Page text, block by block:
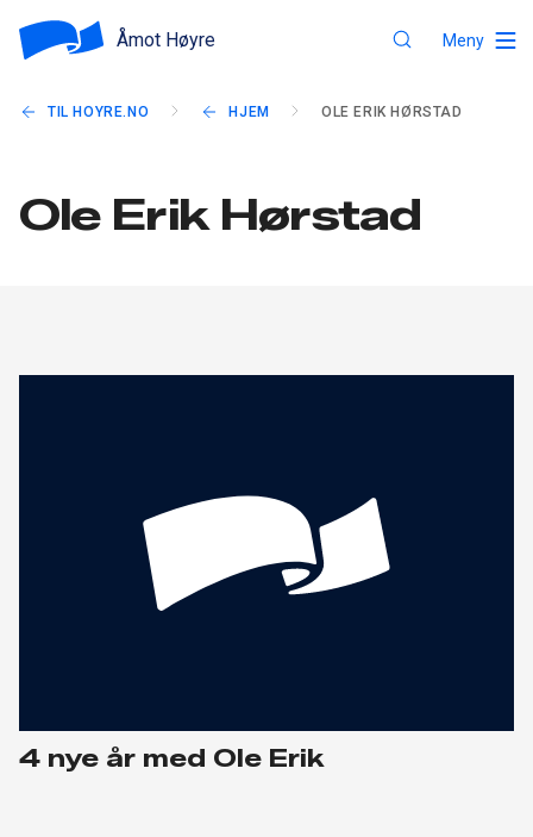
Åmot Høyre Meny
TIL HOYRE.NO HJEM OLE ERIK HØRSTAD
Ole Erik Hørstad
4 nye år med Ole Erik